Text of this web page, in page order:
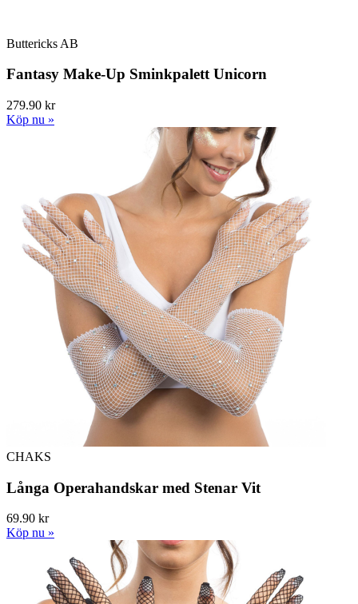
Buttericks AB
Fantasy Make-Up Sminkpalett Unicorn
279.90 kr
Köp nu »
CHAKS
Långa Operahandskar med Stenar Vit
69.90 kr
Köp nu »